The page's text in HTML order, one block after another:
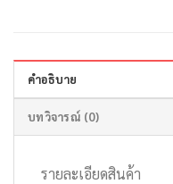
คำอธิบาย
บทวิจารณ์ (0)
รายละเอียดสินค้า